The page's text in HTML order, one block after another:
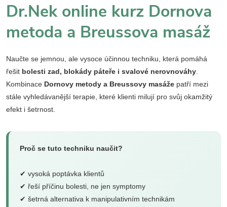
Dr.Nek online kurz Dornova
metoda a Breussova masáž
Naučte se jemnou, ale vysoce účinnou techniku, která pomáhá
řešit bolesti zad, blokády páteře i svalové nerovnováhy
Kombinace Dornovy metody a Breussovy masáže patří mezi
stále vyhledávanější terapie, které klienti milují pro svůj okamžitý
efekt i šetrnost.
Proč se tuto techniku naučit?
✔ vysoká poptávka klientů
✔ řeší příčinu bolesti, ne jen symptomy
✔ šetrná alternativa k manipulativním technikám